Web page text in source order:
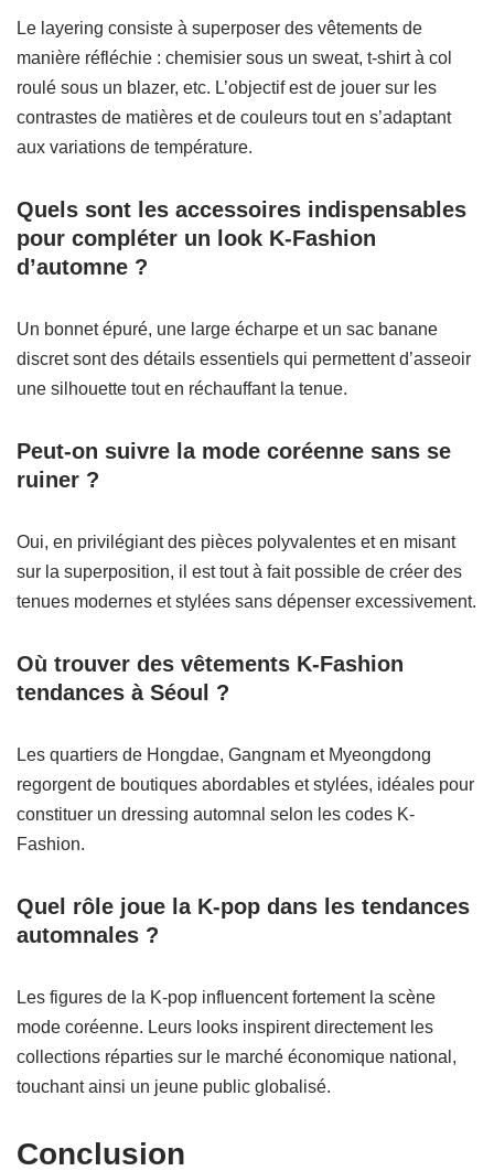
Le layering consiste à superposer des vêtements de
manière réfléchie : chemisier sous un sweat, t-shirt à col
roulé sous un blazer, etc. L’objectif est de jouer sur les
contrastes de matières et de couleurs tout en s’adaptant
aux variations de température.
Quels sont les accessoires indispensables
pour compléter un look K-Fashion
d’automne ?
Un bonnet épuré, une large écharpe et un sac banane
discret sont des détails essentiels qui permettent d’asseoir
une silhouette tout en réchauffant la tenue.
Peut-on suivre la mode coréenne sans se
ruiner ?
Oui, en privilégiant des pièces polyvalentes et en misant
sur la superposition, il est tout à fait possible de créer des
tenues modernes et stylées sans dépenser excessivement.
Où trouver des vêtements K-Fashion
tendances à Séoul ?
Les quartiers de Hongdae, Gangnam et Myeongdong
regorgent de boutiques abordables et stylées, idéales pour
constituer un dressing automnal selon les codes K-
Fashion.
Quel rôle joue la K-pop dans les tendances
automnales ?
Les figures de la K-pop influencent fortement la scène
mode coréenne. Leurs looks inspirent directement les
collections réparties sur le marché économique national,
touchant ainsi un jeune public globalisé.
Conclusion